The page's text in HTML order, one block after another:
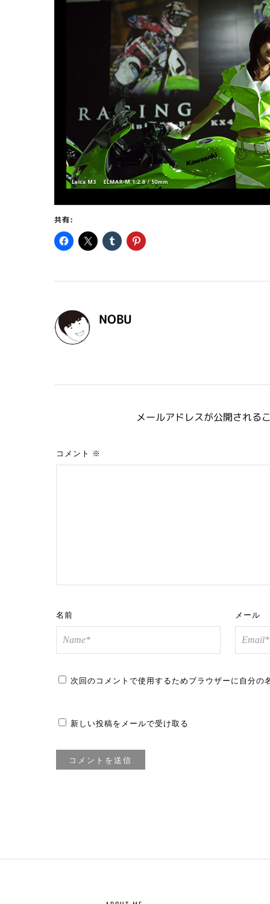
共有:
NOBU
メールアドレスが公開される
コメント ※
名前 メール
次回のコメントで使用するためブラウザーに自分
新しい投稿をメールで受け取る